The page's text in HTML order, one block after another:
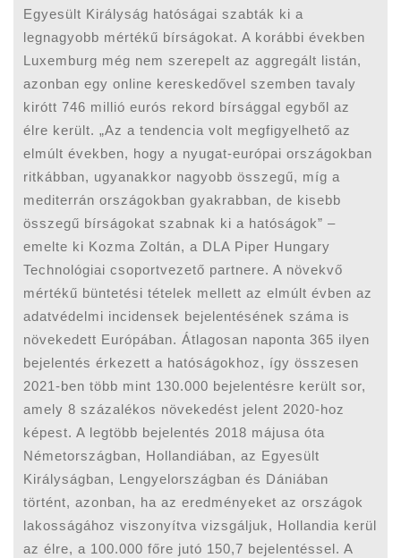
Egyesült Királyság hatóságai szabták ki a
legnagyobb mértékű bírságokat. A korábbi években
Luxemburg még nem szerepelt az aggregált listán,
azonban egy online kereskedővel szemben tavaly
kirótt 746 millió eurós rekord bírsággal egyből az
élre került. „Az a tendencia volt megfigyelhető az
elmúlt években, hogy a nyugat-európai országokban
ritkábban, ugyanakkor nagyobb összegű, míg a
mediterrán országokban gyakrabban, de kisebb
összegű bírságokat szabnak ki a hatóságok” –
emelte ki Kozma Zoltán, a DLA Piper Hungary
Technológiai csoportvezető partnere. A növekvő
mértékű büntetési tételek mellett az elmúlt évben az
adatvédelmi incidensek bejelentésének száma is
növekedett Európában. Átlagosan naponta 365 ilyen
bejelentés érkezett a hatóságokhoz, így összesen
2021-ben több mint 130.000 bejelentésre került sor,
amely 8 százalékos növekedést jelent 2020-hoz
képest. A legtöbb bejelentés 2018 májusa óta
Németországban, Hollandiában, az Egyesült
Királyságban, Lengyelországban és Dániában
történt, azonban, ha az eredményeket az országok
lakosságához viszonyítva vizsgáljuk, Hollandia kerül
az élre, a 100.000 főre jutó 150,7 bejelentéssel. A